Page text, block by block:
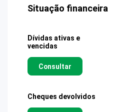
Situação financeira
Dívidas ativas e
vencidas
Consultar
Cheques devolvidos